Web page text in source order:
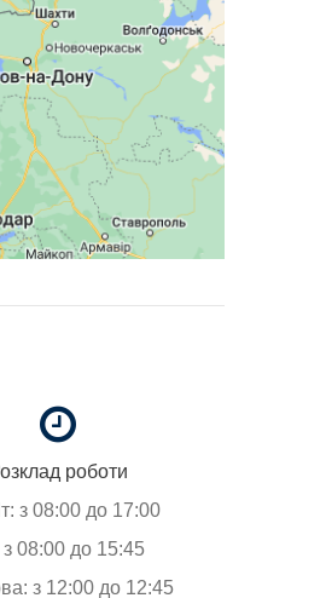
роботи
з 08:00 до 17:00
з 08:00 до 15:45
з 12:00 до 12:45